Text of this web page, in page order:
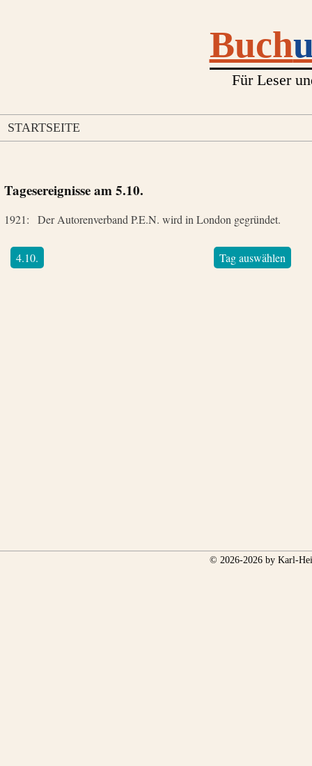
Buch
Für Leser
STARTSEITE
Tagesereignisse am5.10.
1921: Der Autorenverband P.E.N. wird in London gegründet.
4.10. Tag auswählen
© 2026-2026 by Karl-